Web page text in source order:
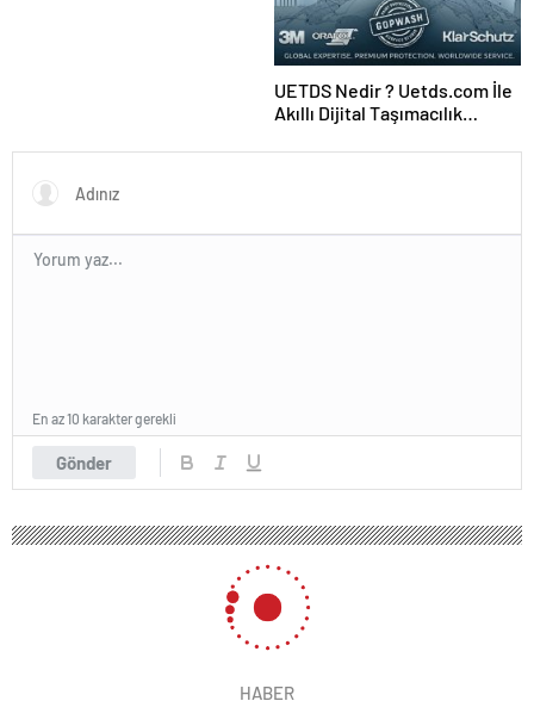
UETDS Nedir ? Uetds.com İle
Akıllı Dijital Taşımacılık
Gönder
En az 10 karakter gerekli
HABER